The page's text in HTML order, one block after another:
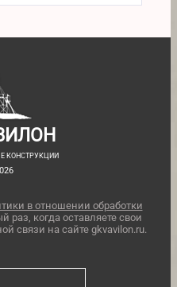
КОНСТРУКЦИИ
в отношении обработки
раз, когда оставляете свои
связи на сайте gkvavilon.ru.